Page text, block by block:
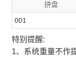
拼盘
001
特别提醒:
1、系统重量不作